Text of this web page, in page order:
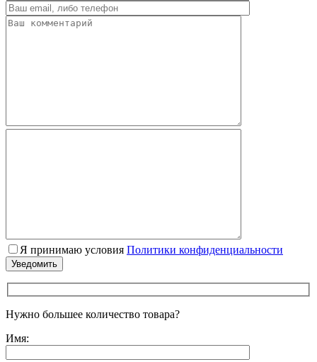
Я принимаю условия Политики конфиденциальности
Нужно большее количество товара?
Имя: